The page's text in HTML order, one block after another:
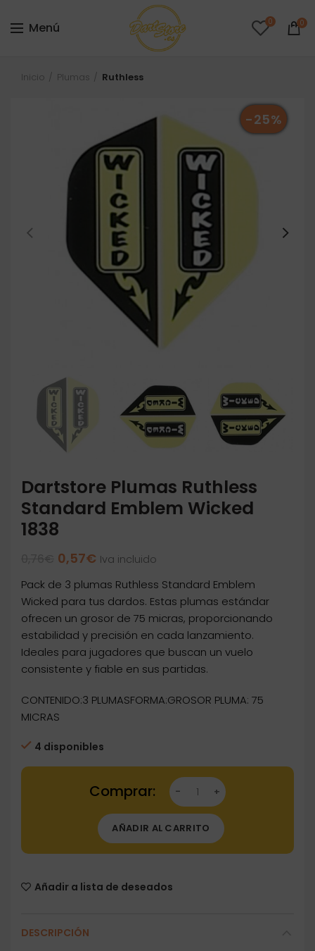
Menú 0 0
Inicio Plumas Ruthless
-25%
Dartstore Plumas Ruthless
Standard Emblem Wicked
1838
El
original
era:
0,76€.
0,57€ El
actual
es:
0,57€.
Iva incluido
Pack de 3 plumas Ruthless Standard Emblem
Wicked para tus dardos. Estas plumas estándar
ofrecen un grosor de 75 micras, proporcionando
estabilidad y precisión en cada lanzamiento.
Ideales para jugadores que buscan un vuelo
consistente y fiable en sus partidas.
CONTENIDO:3 PLUMASFORMA:GROSOR PLUMA: 75
MICRAS
4 disponibles
Dartstore Plumas Ruthless Standard Emblem
AÑADIR AL CARRITO
Añadir a lista de deseados
DESCRIPCIÓN